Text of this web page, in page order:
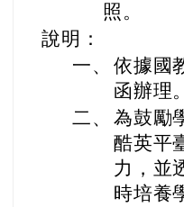
照。
說明：
一、 依據國
函辦理。
二、 為鼓勵
酷英平
力，並
時培養